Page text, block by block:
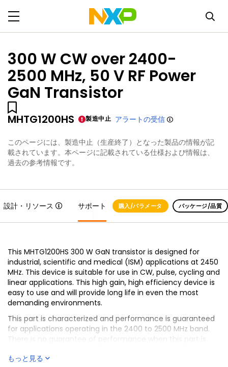
300 W CW over 2400-
2500 MHz, 50 V RF Power
GaN Transistor
MHTG1200HS 製造中止 アラートの受信
このページには、製造中止（生産終了）となった製品の情報が記
載されています。本ページに記載されている仕様および情報は、
過去の参考情報です。
設計・リソース サポート 購入/パラメータ パッケージ/品質
This MHTG1200HS 300 W GaN transistor is designed for
industrial, scientific and medical (ISM) applications at 2450
MHz. This device is suitable for use in CW, pulse, cycling and
linear applications. This high gain, high efficiency device is
easy to use and will provide long life in even the most
demanding environments.
This part is characterized and performance is guaranteed
for applications operating in the 2400 to 2500 MHz band.
There is no guarantee of performance when this part is
もっと見る